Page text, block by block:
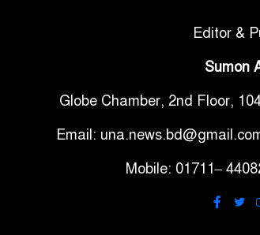
Editor &
Sumon
Globe Chamber, 2nd Floor,
Email:
Mobile: 01711–